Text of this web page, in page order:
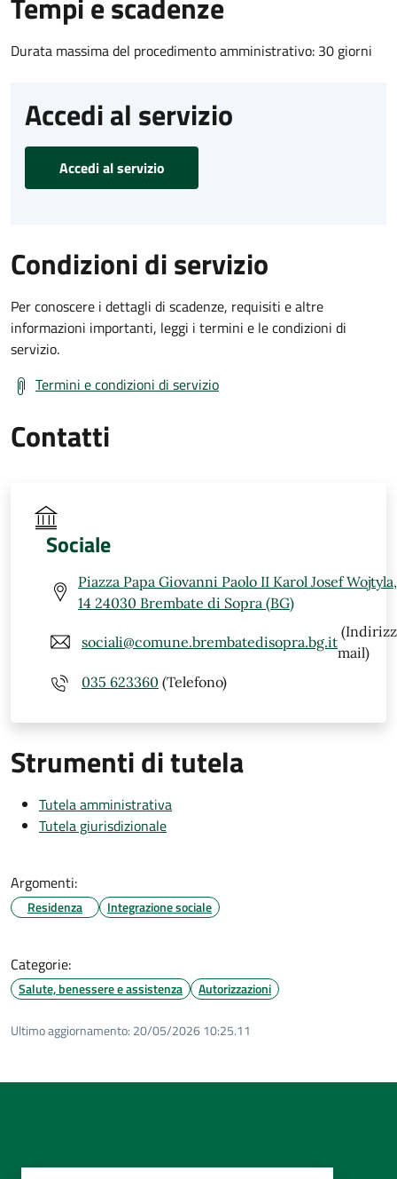
Durata massima del procedimento amministrativo: 30 giorni
Accedi al servizio
Accedi al servizio
Condizioni di servizio
Per conoscere i dettagli di scadenze, requisiti e altre
informazioni importanti, leggi i termini e le condizioni di
servizio.
Termini e condizioni di servizio
Contatti
Sociale
Piazza Papa Giovanni Paolo II Karol Josef Wojtyla,
14 24030 Brembate di Sopra (BG)
sociali@comune.brembatedisopra.bg.it
mail)
035 623360 (Telefono)
Strumenti di tutela
Tutela amministrativa
Tutela giurisdizionale
Argomenti:
Residenza Integrazione sociale
Categorie:
Salute, benessere e assistenza Autorizzazioni
Ultimo aggiornamento: 20/05/2026 10:25.11